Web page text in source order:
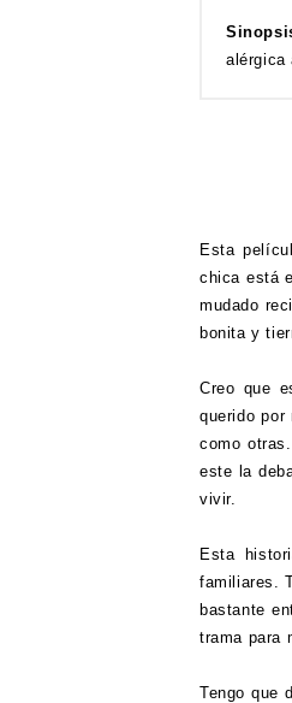
alérgica
Esta
chica está
mudado
bonita y
Creo que
querido
como
este la
vivir.
Esta
familiares.
bastante
trama para
Tengo que